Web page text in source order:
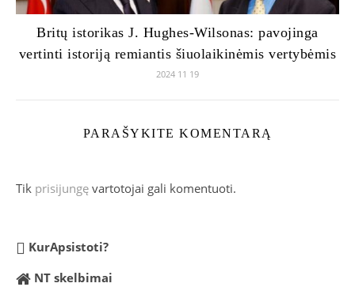
Britų istorikas J. Hughes-Wilsonas: pavojinga
vertinti istoriją remiantis šiuolaikinėmis vertybėmis
2024 11 19
PARAŠYKITE KOMENTARĄ
Tik prisijungę vartotojai gali komentuoti.
KurApsistoti?
NT skelbimai